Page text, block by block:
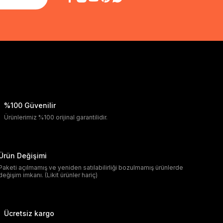
%100 Güvenilir
Ürünlerimiz %100 orijinal garantilidir.
Değişimi
açılmamış ve yeniden satılabilirliği bozulmamış ürünlerde
imkanı. (Likit ürünler hariç)
Ücretsiz kargo